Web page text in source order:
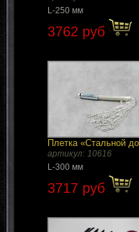
L-250 мм
3762 руб
Плетка «Стальной
артикул: 10616
L-300 мм
3717 руб